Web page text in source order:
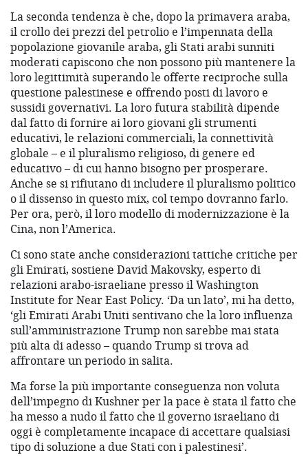
La seconda tendenza è che, dopo la primavera araba,
il crollo dei prezzi del petrolio e l’impennata della
popolazione giovanile araba, gli Stati arabi sunniti
moderati capiscono che non possono più mantenere la
loro legittimità superando le offerte reciproche sulla
questione palestinese e offrendo posti di lavoro e
sussidi governativi. La loro futura stabilità dipende
dal fatto di fornire ai loro giovani gli strumenti
educativi, le relazioni commerciali, la connettività
globale – e il pluralismo religioso, di genere ed
educativo – di cui hanno bisogno per prosperare.
Anche se si rifiutano di includere il pluralismo politico
o il dissenso in questo mix, col tempo dovranno farlo.
Per ora, però, il loro modello di modernizzazione è la
Cina, non l’America.
Ci sono state anche considerazioni tattiche critiche per
gli Emirati, sostiene David Makovsky, esperto di
relazioni arabo-israeliane presso il Washington
Institute for Near East Policy. ‘Da un lato’, mi ha detto,
‘gli Emirati Arabi Uniti sentivano che la loro influenza
sull’amministrazione Trump non sarebbe mai stata
più alta di adesso – quando Trump si trova ad
affrontare un periodo in salita.
Ma forse la più importante conseguenza non voluta
dell’impegno di Kushner per la pace è stata il fatto che
ha messo a nudo il fatto che il governo israeliano di
oggi è completamente incapace di accettare qualsiasi
tipo di soluzione a due Stati con i palestinesi’.